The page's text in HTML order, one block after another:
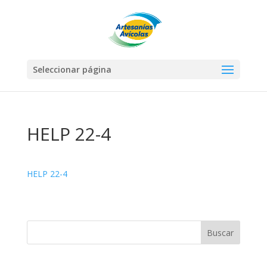
Seleccionar página
HELP 22-4
HELP 22-4